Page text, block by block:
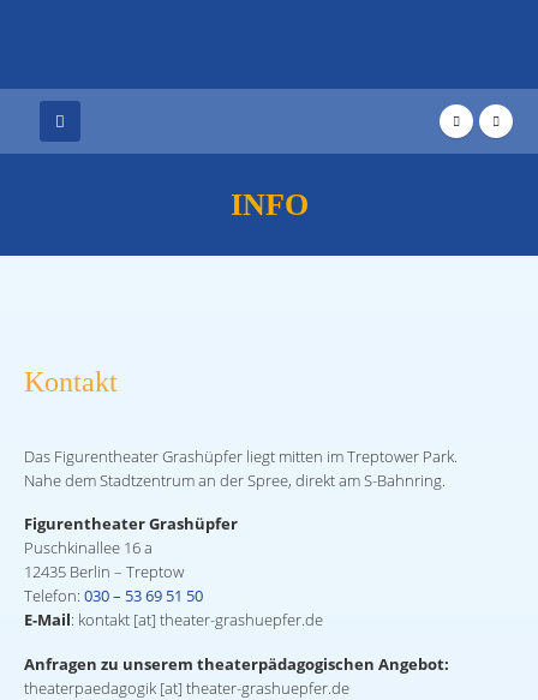
INFO
Kontakt
Das Figurentheater Grashüpfer liegt mitten im Treptower Park.
Nahe dem Stadtzentrum an der Spree, direkt am S-Bahnring.
Figurentheater Grashüpfer
Puschkinallee 16 a
12435 Berlin – Treptow
Telefon: 030 – 53 69 51 50
E-Mail: kontakt [at] theater-grashuepfer.de
Anfragen zu unserem theaterpädagogischen Angebot:
theaterpaedagogik [at] theater-grashuepfer.de